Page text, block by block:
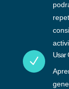
N
Usar